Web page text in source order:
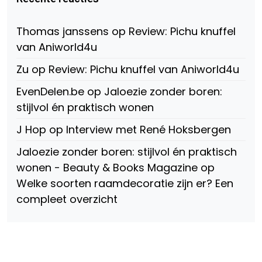
147775071915783/?
Facebook
TwitterInstagram
Thomas janssens op Review: Pichu knuffel
van Aniworld4u
Zu op Review: Pichu knuffel van Aniworld4u
EvenDelen.be op Jaloezie zonder boren:
stijlvol én praktisch wonen
J Hop op Interview met René Hoksbergen
Jaloezie zonder boren: stijlvol én praktisch
wonen - Beauty & Books Magazine op
Welke soorten raamdecoratie zijn er? Een
compleet overzicht